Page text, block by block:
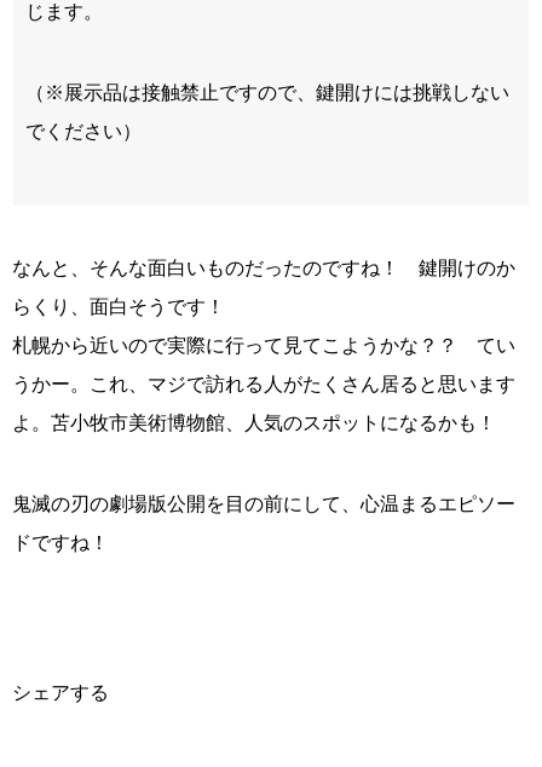
じます。
（※展示品は接触禁止ですので、鍵開けには挑戦しない
でください）
なんと、そんな面白いものだったのですね！ 鍵開けのか
らくり、面白そうです！
札幌から近いので実際に行って見てこようかな？？ てい
うかー。これ、マジで訪れる人がたくさん居ると思います
よ。苫小牧市美術博物館、人気のスポットになるかも！
鬼滅の刃の劇場版公開を目の前にして、心温まるエピソー
ドですね！
シェアする